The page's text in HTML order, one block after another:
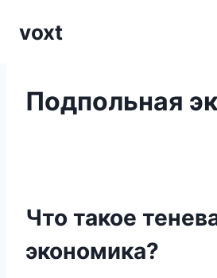
voxt
Подпольная
Что такое
экономика?